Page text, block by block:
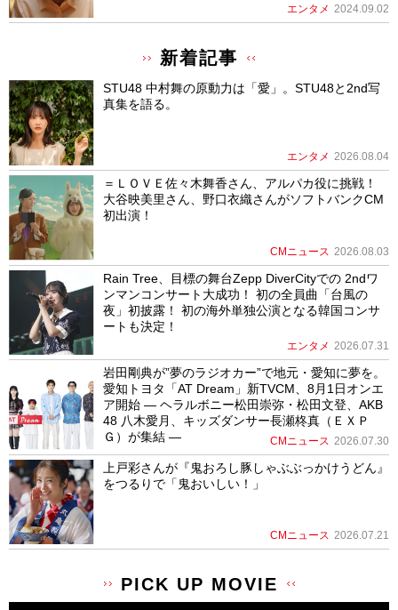
エンタメ 2024.09.02
新着記事
STU48 中村舞の原動力は「愛」。STU48と2nd写
真集を語る。
エンタメ 2026.08.04
＝ＬＯＶＥ佐々木舞香さん、アルパカ役に挑戦！
大谷映美里さん、野口衣織さんがソフトバンクCM
初出演！
CMニュース 2026.08.03
Rain Tree、目標の舞台Zepp DiverCityでの 2ndワ
ンマンコンサート大成功！ 初の全員曲「台風の
夜」初披露！ 初の海外単独公演となる韓国コンサ
ートも決定！
エンタメ 2026.07.31
岩田剛典が”夢のラジオカー”で地元・愛知に夢を。
愛知トヨタ「AT Dream」新TVCM、8月1日オンエ
ア開始 ― ヘラルボニー松田崇弥・松田文登、AKB
48 八木愛月、キッズダンサー長瀬柊真（ＥＸＰ
Ｇ）が集結 ―
CMニュース 2026.07.30
上戸彩さんが『鬼おろし豚しゃぶぶっかけうどん』
をつるりで「鬼おいしい！」
CMニュース 2026.07.21
PICK UP MOVIE